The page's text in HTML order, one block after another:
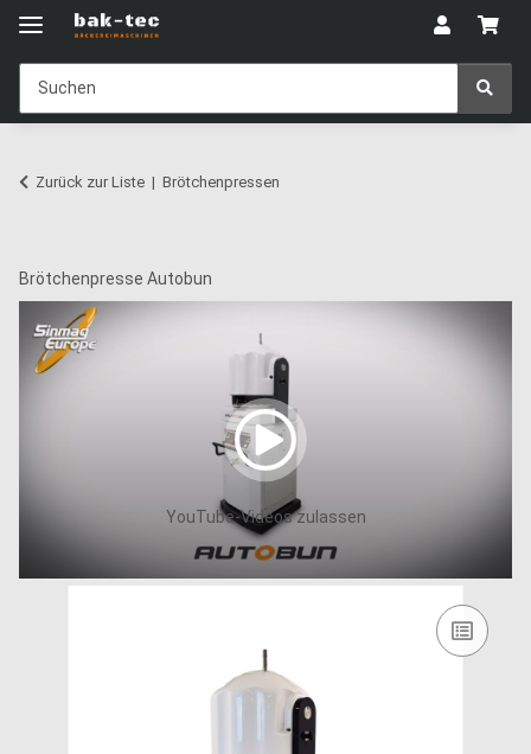
Zurück zur Liste Brötchenpressen
Brötchenpresse Autobun
YouTube-Videos zulassen